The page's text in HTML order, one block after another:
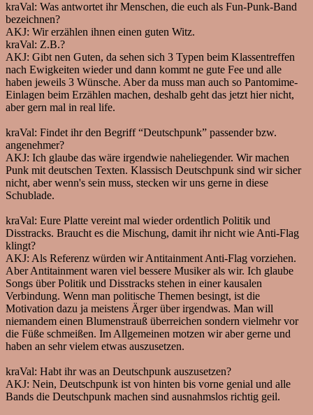
kraVal: Was antwortet ihr Menschen, die euch als Fun-Punk-Band
bezeichnen?
AKJ: Wir erzählen ihnen einen guten Witz.
kraVal: Z.B.?
AKJ: Gibt nen Guten, da sehen sich 3 Typen beim Klassentreffen
nach Ewigkeiten wieder und dann kommt ne gute Fee und alle
haben jeweils 3 Wünsche. Aber da muss man auch so Pantomime-
Einlagen beim Erzählen machen, deshalb geht das jetzt hier nicht,
aber gern mal in real life.
kraVal: Findet ihr den Begriff “Deutschpunk” passender bzw.
angenehmer?
AKJ: Ich glaube das wäre irgendwie naheliegender. Wir machen
Punk mit deutschen Texten. Klassisch Deutschpunk sind wir sicher
nicht, aber wenn's sein muss, stecken wir uns gerne in diese
Schublade.
kraVal: Eure Platte vereint mal wieder ordentlich Politik und
Disstracks. Braucht es die Mischung, damit ihr nicht wie Anti-Flag
klingt?
AKJ: Als Referenz würden wir Antitainment Anti-Flag vorziehen.
Aber Antitainment waren viel bessere Musiker als wir. Ich glaube
Songs über Politik und Disstracks stehen in einer kausalen
Verbindung. Wenn man politische Themen besingt, ist die
Motivation dazu ja meistens Ärger über irgendwas. Man will
niemandem einen Blumenstrauß überreichen sondern vielmehr vor
die Füße schmeißen. Im Allgemeinen motzen wir aber gerne und
haben an sehr vielem etwas auszusetzen.
kraVal: Habt ihr was an Deutschpunk auszusetzen?
AKJ: Nein, Deutschpunk ist von hinten bis vorne genial und alle
Bands die Deutschpunk machen sind ausnahmslos richtig geil.